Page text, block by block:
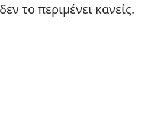
το περιμένει κανείς.